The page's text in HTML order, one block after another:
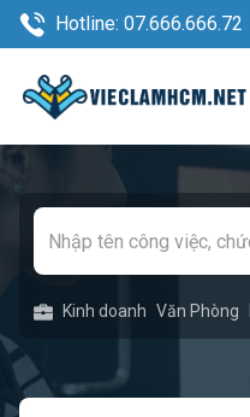
Hotline: 07.666.666.72
Kinh doanh Văn Phòng